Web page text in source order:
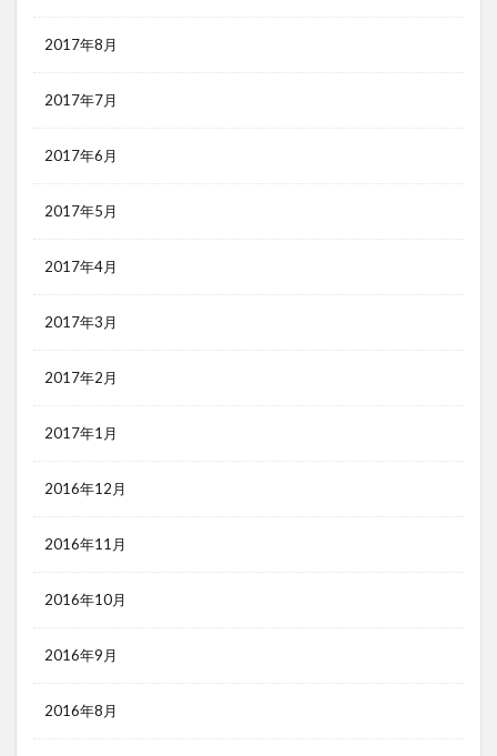
2017年8月
2017年7月
2017年6月
2017年5月
2017年4月
2017年3月
2017年2月
2017年1月
2016年12月
2016年11月
2016年10月
2016年9月
2016年8月